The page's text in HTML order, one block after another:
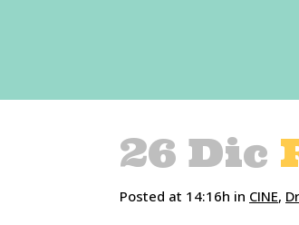
26 Dic
Posted at 14:16h in CINE,